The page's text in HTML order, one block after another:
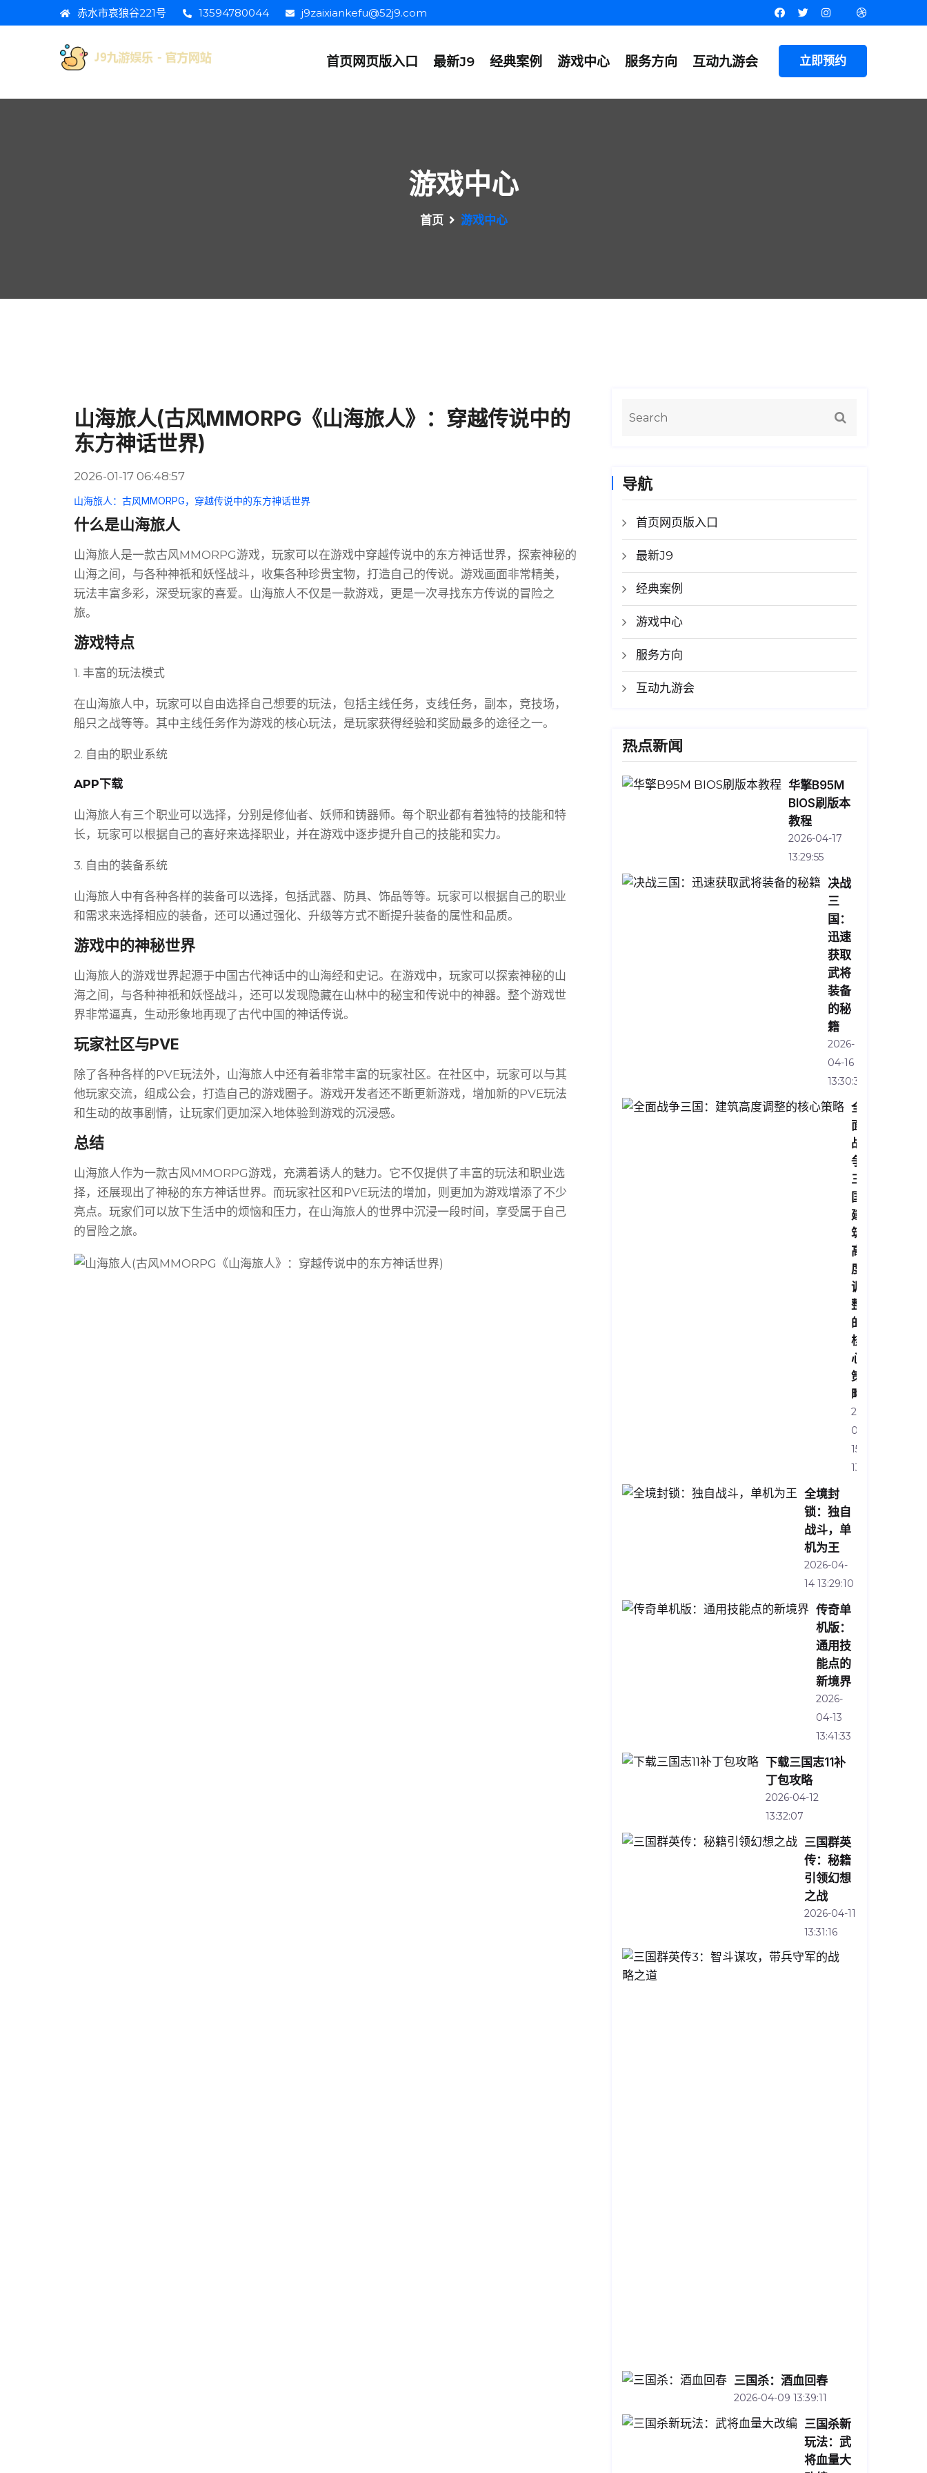
赤水市哀狼谷221号 13594780044 j9zaixiankefu@52j9.com
首页网页版入口 最新J9 经典案例 游戏中心 服务方向 互动九游会 立即预约
游戏中心
首页 游戏中心
山海旅人(古风MMORPG《山海旅人》：穿越传说中的
东方神话世界)
2026-01-17 06:48:57
山海旅人：古风MMORPG，穿越传说中的东方神话世界
什么是山海旅人
山海旅人是一款古风MMORPG游戏，玩家可以在游戏中穿越传说中的东方神话世界，探索神秘的
山海之间，与各种神祇和妖怪战斗，收集各种珍贵宝物，打造自己的传说。游戏画面非常精美，
玩法丰富多彩，深受玩家的喜爱。山海旅人不仅是一款游戏，更是一次寻找东方传说的冒险之
旅。
游戏特点
1. 丰富的玩法模式
在山海旅人中，玩家可以自由选择自己想要的玩法，包括主线任务，支线任务，副本，竞技场，
船只之战等等。其中主线任务作为游戏的核心玩法，是玩家获得经验和奖励最多的途径之一。
2. 自由的职业系统
APP下载
山海旅人有三个职业可以选择，分别是修仙者、妖师和铸器师。每个职业都有着独特的技能和特
长，玩家可以根据自己的喜好来选择职业，并在游戏中逐步提升自己的技能和实力。
3. 自由的装备系统
山海旅人中有各种各样的装备可以选择，包括武器、防具、饰品等等。玩家可以根据自己的职业
和需求来选择相应的装备，还可以通过强化、升级等方式不断提升装备的属性和品质。
游戏中的神秘世界
山海旅人的游戏世界起源于中国古代神话中的山海经和史记。在游戏中，玩家可以探索神秘的山
海之间，与各种神祇和妖怪战斗，还可以发现隐藏在山林中的秘宝和传说中的神器。整个游戏世
界非常逼真，生动形象地再现了古代中国的神话传说。
玩家社区与PVE
除了各种各样的PVE玩法外，山海旅人中还有着非常丰富的玩家社区。在社区中，玩家可以与其
他玩家交流，组成公会，打造自己的游戏圈子。游戏开发者还不断更新游戏，增加新的PVE玩法
和生动的故事剧情，让玩家们更加深入地体验到游戏的沉浸感。
总结
山海旅人作为一款古风MMORPG游戏，充满着诱人的魅力。它不仅提供了丰富的玩法和职业选
择，还展现出了神秘的东方神话世界。而玩家社区和PVE玩法的增加，则更加为游戏增添了不少
亮点。玩家们可以放下生活中的烦恼和压力，在山海旅人的世界中沉浸一段时间，享受属于自己
的冒险之旅。
导航
首页网页版入口
最新J9
经典案例
游戏中心
服务方向
互动九游会
热点新闻
华擎B95M
BIOS刷版本
教程
2026-04-17
13:29:55
决战
三
国：
迅速
获取
武将
装备
的秘
籍
2026-
04-16
13:30:34
全
面
战
争
三
国：
建
筑
高
度
调
整
的
核
心
策
略
2026-
04-
15
13:29:05
全境封
锁：独自
战斗，单
机为王
2026-04-
14 13:29:10
传奇单
机版：
通用技
能点的
新境界
2026-
04-13
13:41:33
下载三国志11补
丁包攻略
2026-04-12
13:32:07
三国群英
传：秘籍
引领幻想
之战
2026-04-11
13:31:16
三国杀：酒血回春
2026-04-09 13:39:11
三国杀新
玩法：武
将血量大